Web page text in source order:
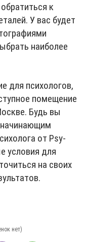
к
У вас будет
наиболее
для психологов,
помещение
Будь вы
от Psy-
условия для
на своих
нет)